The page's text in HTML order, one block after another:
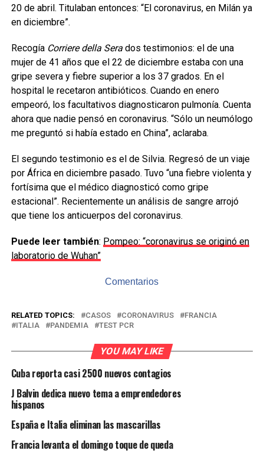
20 de abril. Titulaban entonces: “El coronavirus, en Milán ya
en diciembre”.
Recogía Corriere della Serados testimonios: el de una
mujer de 41 años que el 22 de diciembre estaba con una
gripe severa y fiebre superior a los 37 grados. En el
hospital le recetaron antibióticos. Cuando en enero
empeoró, los facultativos diagnosticaron pulmonía. Cuenta
ahora que nadie pensó en coronavirus. “Sólo un neumólogo
me preguntó si había estado en China”, aclaraba.
El segundo testimonio es el de Silvia. Regresó de un viaje
por África en diciembre pasado. Tuvo “una fiebre violenta y
fortísima que el médico diagnosticó como gripe
estacional”. Recientemente un análisis de sangre arrojó
que tiene los anticuerpos del coronavirus.
Puede leer también: Pompeo: “coronavirus se originó en
laboratorio de Wuhan”
Comentarios
RELATED TOPICS: CASOS CORONAVIRUS
FRANCIA
ITALIA
PANDEMIA TEST PCR
YOU MAY LIKE
Cuba reporta casi 2500 nuevos contagios
J Balvin dedica nuevo tema a emprendedores
hispanos
España e Italia eliminan las mascarillas
Francia levanta el domingo toque de queda